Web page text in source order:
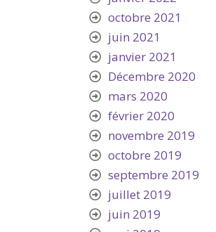
octobre 2021
juin 2021
janvier 2021
Décembre 2020
mars 2020
février 2020
novembre 2019
octobre 2019
septembre 2019
juillet 2019
juin 2019